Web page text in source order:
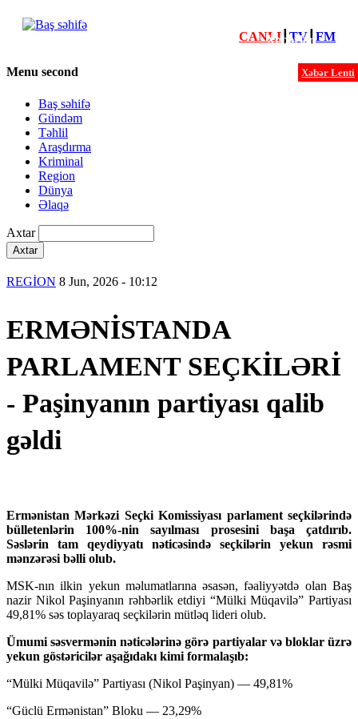
Xəbərlər
Xəbər Lenti
CANLI┃ TV┃ FM
Menu second
Baş səhifə
Gündəm
Təhlil
Araşdırma
Kriminal
Region
Dünya
Əlaqə
Axtar
REGİON 8 Jun, 2026 - 10:12
ERMƏNİSTANDA
PARLAMENT SEÇKİLƏRİ
- Paşinyanın partiyası qalib
gəldi
Ermənistan Mərkəzi Seçki Komissiyası parlament seçkilərində
bülletenlərin 100%-nin sayılması prosesini başa çatdırıb.
Səslərin tam qeydiyyatı nəticəsində seçkilərin yekun rəsmi
mənzərəsi bəlli olub.
MSK-nın ilkin yekun məlumatlarına əsasən, fəaliyyətdə olan Baş
nazir Nikol Paşinyanın rəhbərlik etdiyi “Mülki Müqavilə” Partiyası
49,81% səs toplayaraq seçkilərin mütləq lideri olub.
Ümumi səsvermənin nəticələrinə görə partiyalar və bloklar üzrə
yekun göstəricilər aşağıdakı kimi formalaşıb:
“Mülki Müqavilə” Partiyası (Nikol Paşinyan) — 49,81%
“Güclü Ermənistan” Bloku — 23,29%